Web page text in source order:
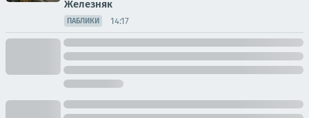
Железняк
ПАБЛИКИ 14:17